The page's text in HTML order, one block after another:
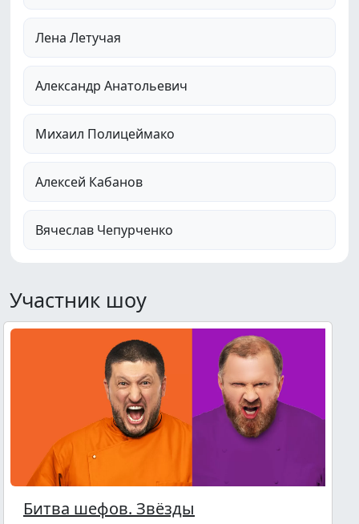
Лена Летучая
Александр Анатольевич
Михаил Полицеймако
Алексей Кабанов
Вячеслав Чепурченко
Участник шоу
Битва шефов. Звёзды